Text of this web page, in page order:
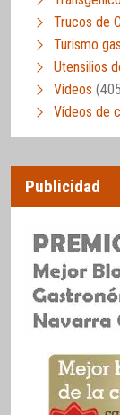
Trucos de
Turismo
Utensilios
Vídeos
Vídeos de
Publicidad